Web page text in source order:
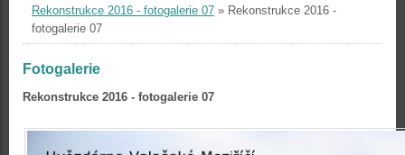
Rekonstrukce 2016 - fotogalerie 07 » Rekonstrukce 2016 -
fotogalerie 07
Fotogalerie
Rekonstrukce 2016 - fotogalerie 07